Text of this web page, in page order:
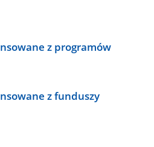
z programów
z funduszy